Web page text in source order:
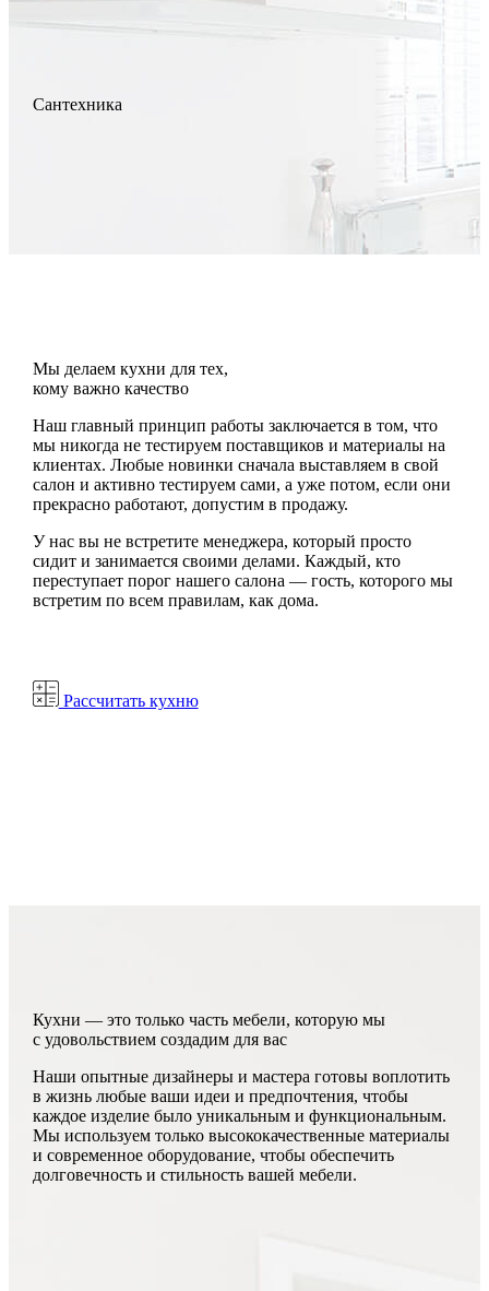
Сантехника
Мы делаем кухни для тех,
кому важно качество
Наш главный принцип работы заключается в том, что
мы никогда не тестируем поставщиков и материалы на
клиентах. Любые новинки сначала выставляем в свой
салон и активно тестируем сами, а уже потом, если они
прекрасно работают, допустим в продажу.
У нас вы не встретите менеджера, который просто
сидит и занимается своими делами. Каждый, кто
переступает порог нашего салона — гость, которого мы
встретим по всем правилам, как дома.
Рассчитать кухню
Кухни — это только часть мебели, которую мы
с удовольствием создадим для вас
Наши опытные дизайнеры и мастера готовы воплотить
в жизнь любые ваши идеи и предпочтения, чтобы
каждое изделие было уникальным и функциональным.
Мы используем только высококачественные материалы
и современное оборудование, чтобы обеспечить
долговечность и стильность вашей мебели.